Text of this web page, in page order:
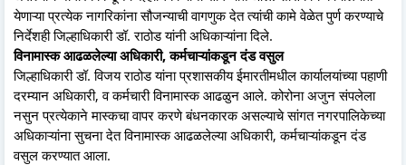
येणाऱ्या प्रत्येक नागरिकांना सौजन्याची वागणुक देत त्यांची कामे वेळेत पुर्ण करण्याचे
निर्देशही जिल्हाधिकारी डॉ. राठोड यांनी अधिकाऱ्यांना दिले.
विनामास्क आढळलेल्या अधिकारी, कर्मचाऱ्यांकडून दंड वसुल
जिल्हाधिकारी डॉ. विजय राठोड यांना प्रशासकीय ईमारतीमधील कार्यालयांच्या पहाणी
दरम्यान अधिकारी, व कर्मचारी विनामास्क आढळुन आले. कोरोना अजुन संपलेला
नसुन प्रत्येकाने मास्कचा वापर करणे बंधनकारक असल्याचे सांगत नगरपालिकेच्या
अधिकाऱ्यांना सुचना देत विनामास्क आढळलेल्या अधिकारी, कर्मचाऱ्यांकडून दंड
वसुल करण्यात आला.